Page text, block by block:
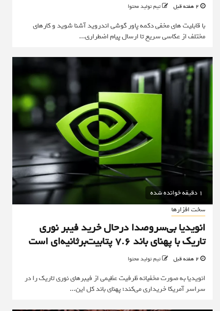
تیم تولید محتوا
با قابلیت های مخفی دکمه پاور گوشی اندروید آشنا شوید و کارهای
مختلف از عکاسی سریع تا ارسال پیام اضطراری...
1 دقیقه خوانده شده
سخت افزارها
انویدیا بی‌سروصدا درحال خرید فیبر نوری
تاریک با پهنای باند ۷.۶ پتابیت‌برثانیه‌ای است
تیم تولید محتوا
انویدیا به صورت مخفیانه ظرفیت عظیمی از فیبرهای نوری تاریک را در
سراسر آمریکا خریداری می‌کند؛ پهنای باند کل این...